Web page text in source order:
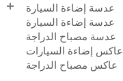
عدسة إضاءة السيارة
عدسة إضاءة السيارة
عدسة مصباح الدراجة
عاكس إضاءة السيارات
عاكس مصباح الدراجة